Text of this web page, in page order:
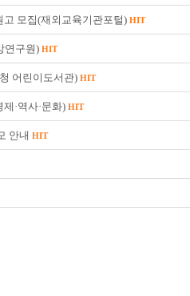
고 모집(재외교육기관포털) HIT
연구원) HIT
어린이도서관) HIT
·역사·문화) HIT
안내 HIT